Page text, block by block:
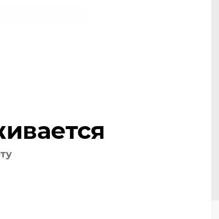
эт.3,ТЦ Декоратор